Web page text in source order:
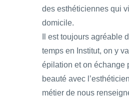
des esthéticiennes qui
domicile.
Il est toujours agréable
temps en Institut, on y
épilation et on échange
beauté avec
métier de nous